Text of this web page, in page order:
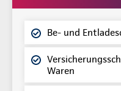
Be- und
Waren